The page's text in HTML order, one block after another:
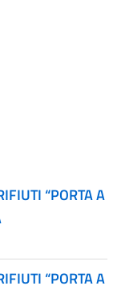
“PORTA A
“PORTA A